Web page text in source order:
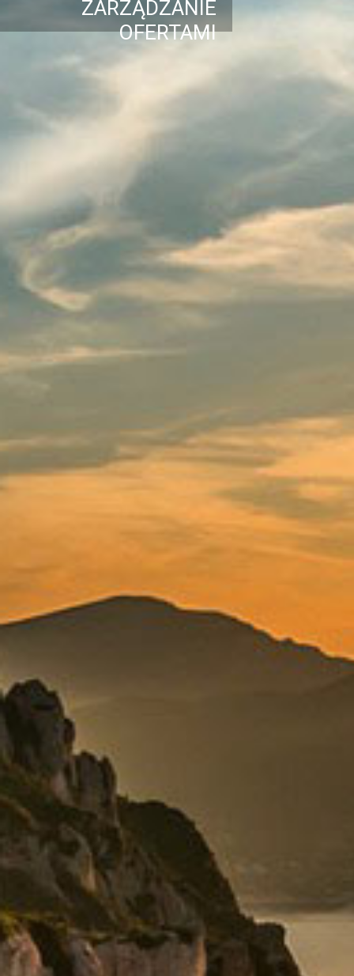
ZARZĄDZANIE
OFERTAMI